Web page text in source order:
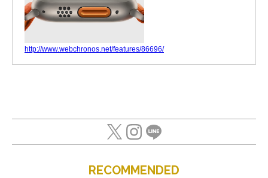
http://www.webchronos.net/features/86696/
RECOMMENDED